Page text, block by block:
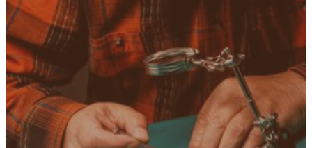
 广州江诗丹顿维修中心